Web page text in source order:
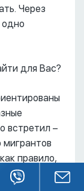
Через
одно
для Вас?
встретил –
мигрантов
правило,
и